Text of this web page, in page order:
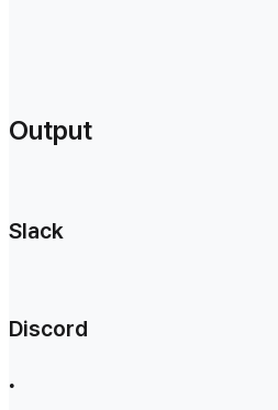
Output
Slack
Discord
•